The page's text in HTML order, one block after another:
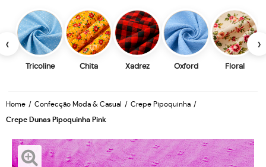
‹
Tricoline Chita Xadrez Oxford Floral
›
Home Confecção Moda & Casual Crepe Pipoquinha
Crepe Dunas Pipoquinha Pink